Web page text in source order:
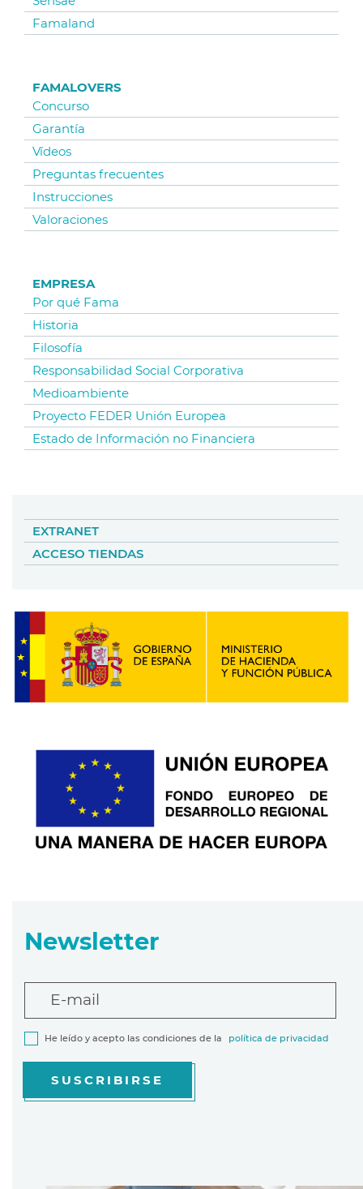
Famaland
FAMALOVERS
Concurso
Garantía
Vídeos
Preguntas frecuentes
Instrucciones
Valoraciones
EMPRESA
Por qué Fama
Historia
Filosofía
Responsabilidad Social Corporativa
Medioambiente
Proyecto FEDER Unión Europea
Estado de Información no Financiera
EXTRANET
ACCESO TIENDAS
Newsletter
E-mail
He leído y acepto las condiciones de la política de privacidad
SUSCRIBIRSE